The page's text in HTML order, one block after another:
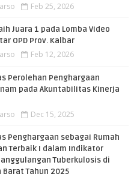
Feb 25, 2026
Juara 1 pada Lomba Video
OPD Prov. Kalbar
Feb 12, 2026
Perolehan Penghargaan
pada Akuntabilitas Kinerja
Dec 15, 2025
Penghargaan sebagai Rumah
Terbaik I dalam Indikator
Tuberkulosis di
Tahun 2025